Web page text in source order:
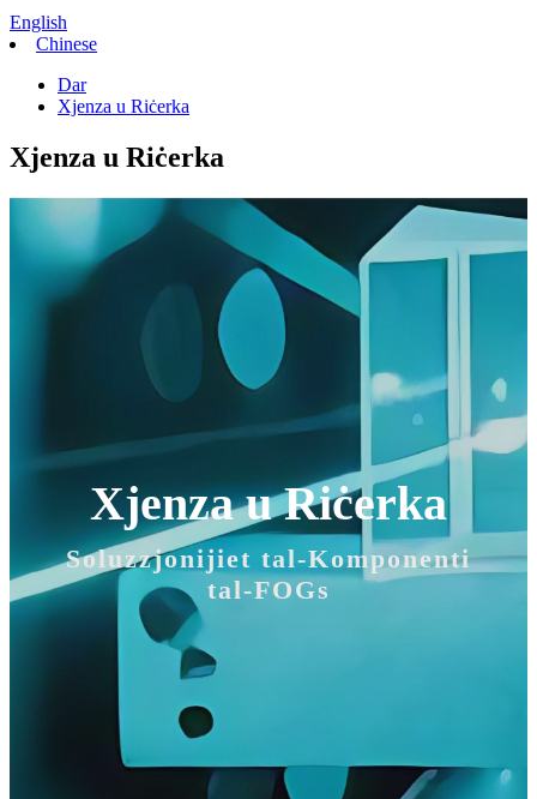
English
Chinese
Dar
Xjenza u Riċerka
Xjenza u Riċerka
Xjenza u Riċerka
Soluzzjonijiet tal-Komponenti
tal-FOGs